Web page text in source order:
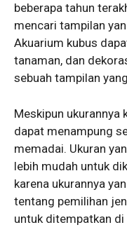
beberapa tahun
mencari tampilan
Akuarium kubus
tanaman, dan
sebuah tampilan
Meskipun ukurannya
dapat menampung
memadai. Ukuran
lebih mudah untuk
karena ukurannya
tentang pemilihan
untuk ditempatkan